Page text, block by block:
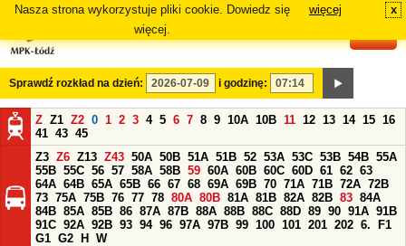
Nasza strona wykorzystuje pliki cookie. Dowiedz się
więcej.
więcej x
Sprawdź rozkład na dzień: i godzinę:
Z Z1 Z2 0 1 2 3 4 5 6 7 8 9 10A 10B 11 12 13 14 15 16
41 43 45
Z3 Z6 Z13 Z43 50A 50B 51A 51B 52 53A 53C 53B 54B 55A
55B 55C 56 57 58A 58B 59 60A 60B 60C 60D 61 62 63
64A 64B 65A 65B 66 67 68 69A 69B 70 71A 71B 72A 72B
73 75A 75B 76 77 78 80A 80B 81A 81B 82A 82B 83 84A
84B 85A 85B 86 87A 87B 88A 88B 88C 88D 89 90 91A 91B
91C 92A 92B 93 94 96 97A 97B 99 100 101 201 202 6.
F1
G1 G2 H
W